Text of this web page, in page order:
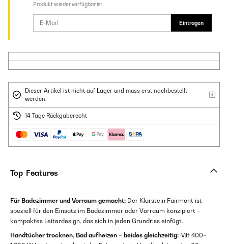
Produkt wieder verfügbar ist.
Eintragen
Dieser Artikel ist nicht auf Lager und muss erst nachbestellt
werden.
14 Tage Rückgaberecht
Top-Features
Für Badezimmer und Vorraum gemacht: Der Klarstein Fairmont ist
speziell für den Einsatz im Badezimmer oder Vorraum konzipiert –
kompaktes Leiterdesign, das sich in jeden Grundriss einfügt.
Handtücher trocknen, Bad aufheizen – beides gleichzeitig: Mit 400–